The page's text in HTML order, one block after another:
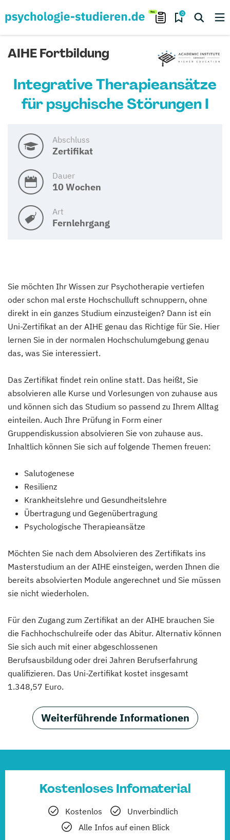
0
AIHE Fortbildung
Integrative Therapieansätze
für psychische Störungen I
Abschluss
Zertifikat
Dauer
10 Wochen
Art
Fernlehrgang
Sie möchten Ihr Wissen zur Psychotherapie vertiefen
oder schon mal erste Hochschulluft schnuppern, ohne
direkt in ein ganzes Studium einzusteigen? Dann ist ein
Uni-Zertifikat an der AIHE genau das Richtige für Sie. Hier
lernen Sie in der normalen Hochschulumgebung genau
das, was Sie interessiert.
Das Zertifikat findet rein online statt. Das heißt, Sie
absolvieren alle Kurse und Vorlesungen von zuhause aus
und können sich das Studium so passend zu Ihrem Alltag
einteilen. Auch Ihre Prüfung in Form einer
Gruppendiskussion absolvieren Sie von zuhause aus.
Inhaltlich können Sie sich auf folgende Themen freuen:
Salutogenese
Resilienz
Krankheitslehre und Gesundheitslehre
Übertragung und Gegenübertragung
Psychologische Therapieansätze
Möchten Sie nach dem Absolvieren des Zertifikats ins
Masterstudium an der AIHE einsteigen, werden Ihnen die
bereits absolvierten Module angerechnet und Sie müssen
sie nicht wiederholen.
Für den Zugang zum Zertifikat an der AIHE brauchen Sie
die Fachhochschulreife oder das Abitur. Alternativ können
Sie sich auch mit einer abgeschlossenen
Berufsausbildung oder drei Jahren Berufserfahrung
qualifizieren. Das Uni-Zertifikat kostet insgesamt
1.348,57 Euro.
Weiterführende Informationen
Kostenloses Infomaterial
Kostenlos
Unverbindlich
Alle Infos auf einen Blick